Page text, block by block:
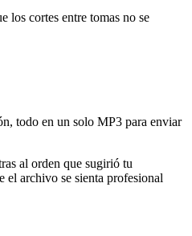
los cortes entre tomas no se
todo en un solo MP3 para enviar
al orden que sugirió tu
el archivo se sienta profesional